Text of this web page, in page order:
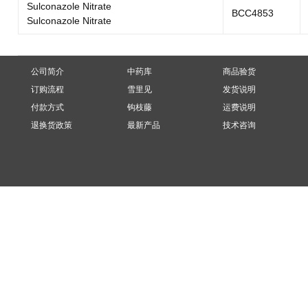
Sulconazole Nitrate
Sulconazole Nitrate
BCC4853
公司简介
订购流程
付款方式
退换货政策
中药库
雪里见
钩枝藤
最新产品
商品验货
发货说明
运费说明
技术咨询